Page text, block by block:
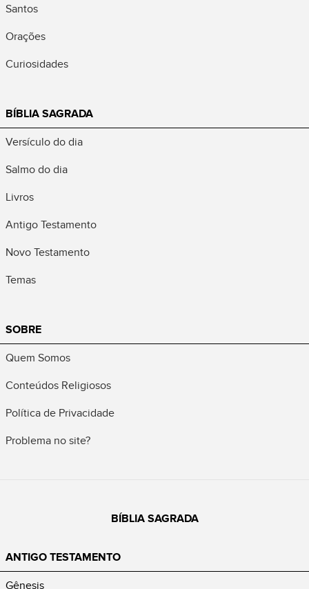
Santos
Orações
Curiosidades
BÍBLIA SAGRADA
Versículo do dia
Salmo do dia
Livros
Antigo Testamento
Novo Testamento
Temas
SOBRE
Quem Somos
Conteúdos Religiosos
Política de Privacidade
Problema no site?
BÍBLIA SAGRADA
ANTIGO TESTAMENTO
Gênesis